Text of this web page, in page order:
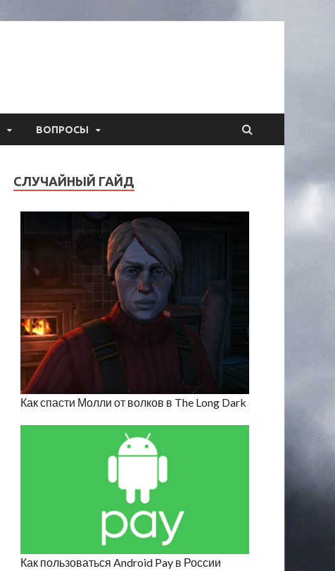
ВОПРОСЫ
СЛУЧАЙНЫЙ ГАЙД
Как спасти Молли от волков в The Long Dark
Как пользоваться Android Pay в России